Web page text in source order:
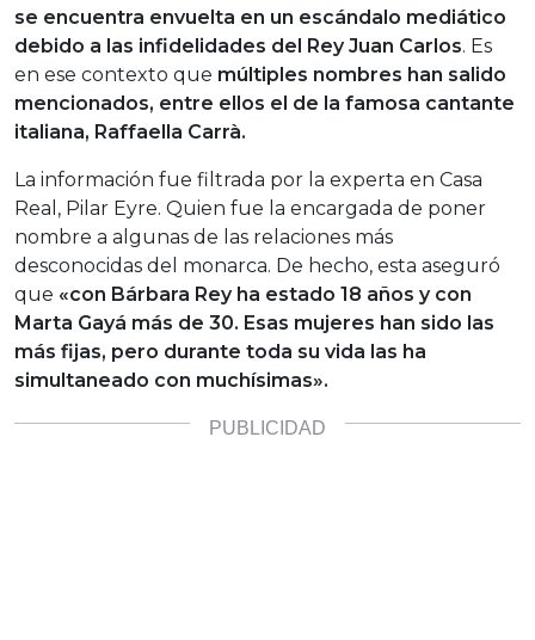
se encuentra envuelta en un escándalo mediático
debido a las infidelidades del Rey Juan Carlos. Es
en ese contexto que múltiples nombres han salido
mencionados, entre ellos el de la famosa cantante
italiana, Raffaella Carrà.
La información fue filtrada por la experta en Casa
Real, Pilar Eyre. Quien fue la encargada de poner
nombre a algunas de las relaciones más
desconocidas del monarca. De hecho, esta aseguró
que «con Bárbara Rey ha estado 18 años y con
Marta Gayá más de 30. Esas mujeres han sido las
más fijas, pero durante toda su vida las ha
simultaneado con muchísimas».